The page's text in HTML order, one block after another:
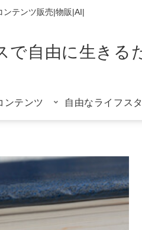
ンテンツ販売|物販|AI|
で自由に生きる
ンテンツ 自由なライフス